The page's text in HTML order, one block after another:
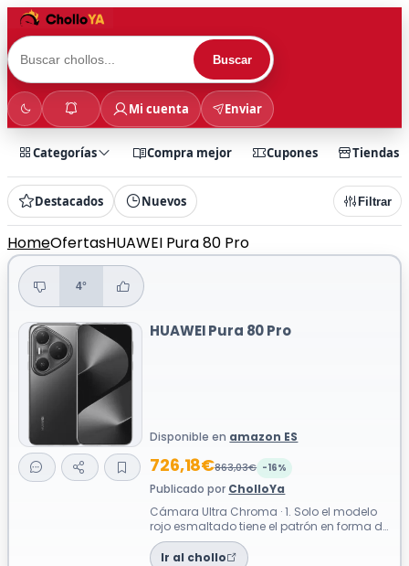
Buscar
Mi cuenta Enviar
Categorías Compra mejor Cupones Tiendas
Destacados Nuevos Filtrar
HomeOfertasHUAWEI Pura 80 Pro
4°
HUAWEI Pura 80 Pro
Disponible en amazon ES
726,18€863,03€ -16%
Publicado por CholloYa
Cámara Ultra Chroma · 1. Solo el modelo
rojo esmaltado tiene el patrón en forma de
rayos de sol. 2. Los datos provien...
Ir al chollo